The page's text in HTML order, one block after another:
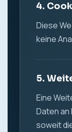
4.
Diese
keine
5.
Eine
Daten
soweit